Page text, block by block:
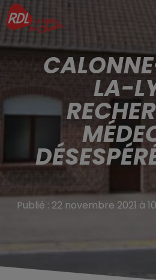
LA-
Publié : 22 novembre 2021 à